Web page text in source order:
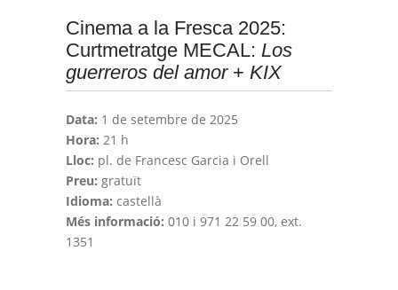
Cinema a la Fresca 2025:
Curtmetratge MECAL: Los
guerreros del amor+ KIX
Data: 1 de setembre de 2025
Hora: 21 h
Lloc: pl. de Francesc Garcia i Orell
Preu: gratuït
Idioma: castellà
Més informació: 010 i 971 22 59 00, ext.
1351